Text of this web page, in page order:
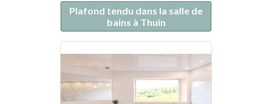
Plafond tendu dans la salle de
bains à Thuin